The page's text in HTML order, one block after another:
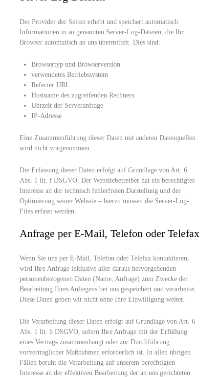
Der Provider der Seiten erhebt und speichert automatisch
Informationen in so genannten Server-Log-Dateien, die Ihr
Browser automatisch an uns übermittelt. Dies sind:
Browsertyp und Browserversion
verwendetes Betriebssystem
Referrer URL
Hostname des zugreifenden Rechners
Uhrzeit der Serveranfrage
IP-Adresse
Eine Zusammenführung dieser Daten mit anderen Datenquellen
wird nicht vorgenommen.
Die Erfassung dieser Daten erfolgt auf Grundlage von Art. 6
Abs. 1 lit. f DSGVO. Der Websitebetreiber hat ein berechtigtes
Interesse an der technisch fehlerfreien Darstellung und der
Optimierung seiner Website – hierzu müssen die Server-Log-
Files erfasst werden.
Anfrage per E-Mail, Telefon oder Telefax
Wenn Sie uns per E-Mail, Telefon oder Telefax kontaktieren,
wird Ihre Anfrage inklusive aller daraus hervorgehenden
personenbezogenen Daten (Name, Anfrage) zum Zwecke der
Bearbeitung Ihres Anliegens bei uns gespeichert und verarbeitet.
Diese Daten geben wir nicht ohne Ihre Einwilligung weiter.
Die Verarbeitung dieser Daten erfolgt auf Grundlage von Art. 6
Abs. 1 lit. b DSGVO, sofern Ihre Anfrage mit der Erfüllung
eines Vertrags zusammenhängt oder zur Durchführung
vorvertraglicher Maßnahmen erforderlich ist. In allen übrigen
Fällen beruht die Verarbeitung auf unserem berechtigten
Interesse an der effektiven Bearbeitung der an uns gerichteten